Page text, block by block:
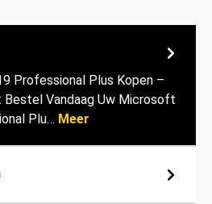
Professional Plus Kopen –
Bestel Vandaag Uw Microsoft
Plu… Meer